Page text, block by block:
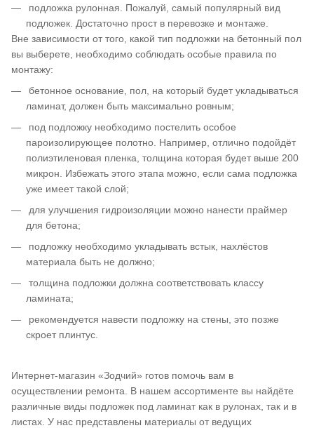
подложка рулонная. Пожалуй, самый популярный вид
подложек. Достаточно прост в перевозке и монтаже.
Вне зависимости от того, какой тип подложки на бетонный пол
вы выберете, необходимо соблюдать особые правила по
монтажу:
бетонное основание, пол, на который будет укладываться
ламинат, должен быть максимально ровным;
под подложку необходимо постелить особое
пароизолирующее полотно. Например, отлично подойдёт
полиэтиленовая пленка, толщина которая будет выше 200
микрон. Избежать этого этапа можно, если сама подложка
уже имеет такой слой;
для улучшения гидроизоляции можно нанести праймер
для бетона;
подложку необходимо укладывать встык, нахлёстов
материала быть не должно;
толщина подложки должна соответствовать классу
ламината;
рекомендуется навести подложку на стены, это позже
скроет плинтус.
Интернет-магазин «Зодчий» готов помочь вам в
осуществлении ремонта. В нашем ассортименте вы найдёте
различные виды подложек под ламинат как в рулонах, так и в
листах. У нас представлены материалы от ведущих